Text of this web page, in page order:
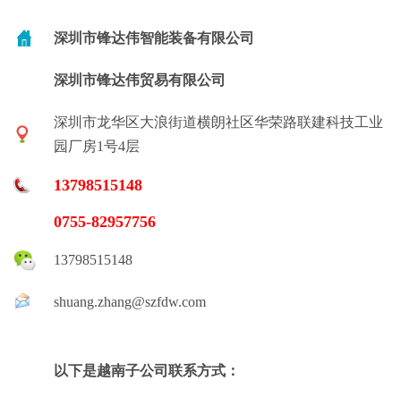
深圳市锋达伟智能装备有限公司
深圳市锋达伟贸易有限公司
深圳市龙华区大浪街道横朗社区华荣路联建科技工业
园厂房1号4层
13798515148
0755-82957756
13798515148
shuang.zhang@szfdw.com
以下是越南子公司联系方式：